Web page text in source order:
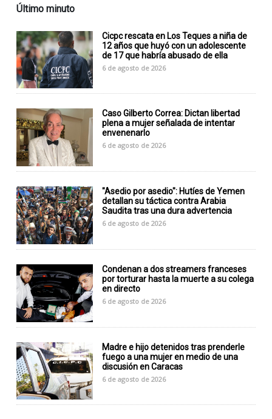
Último minuto
Cicpc rescata en Los Teques a niña de
12 años que huyó con un adolescente
de 17 que habría abusado de ella
6 de agosto de 2026
Caso Gilberto Correa: Dictan libertad
plena a mujer señalada de intentar
envenenarlo
6 de agosto de 2026
"Asedio por asedio": Hutíes de Yemen
detallan su táctica contra Arabia
Saudita tras una dura advertencia
6 de agosto de 2026
Condenan a dos streamers franceses
por torturar hasta la muerte a su colega
en directo
6 de agosto de 2026
Madre e hijo detenidos tras prenderle
fuego a una mujer en medio de una
discusión en Caracas
6 de agosto de 2026